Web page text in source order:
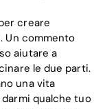
creare
Un commento
aiutare a
le due parti.
una vita
qualche tuo